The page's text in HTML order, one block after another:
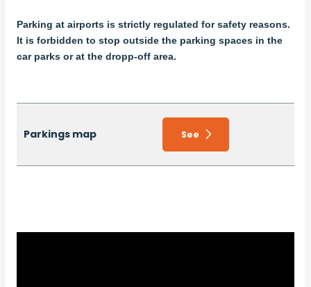
Parking at airports is strictly regulated for safety reasons.
It is forbidden to stop outside the parking spaces in the
car parks or at the dropp-off area.
Parkings map See